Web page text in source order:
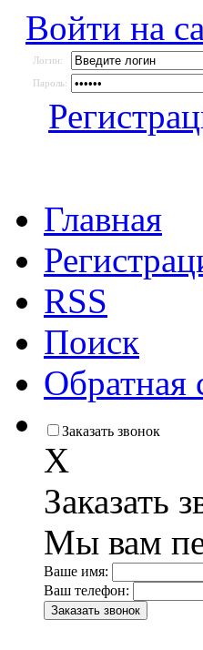
Войти на
Логин:
Пароль:
Главная
RSS
Поиск
Обратная
Заказать звонок
X
Заказать
Мы вам
Ваше имя:
Ваш телефон: